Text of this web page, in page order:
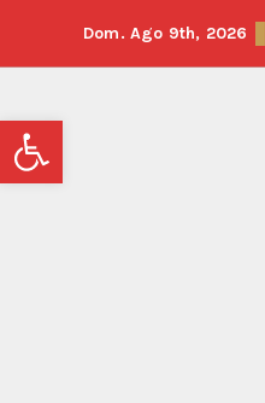
Dom. Ago 9th, 2026
Abrir barra de